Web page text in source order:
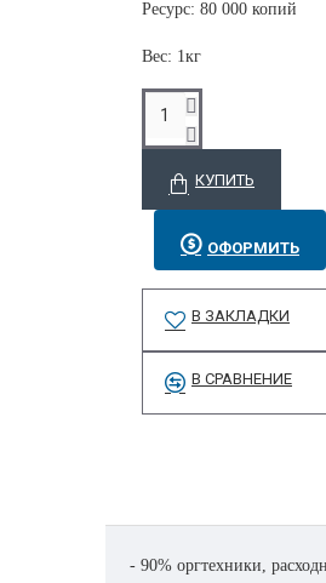
Ресурс: 80 000 копий
Вес: 1кг
КУПИТЬ
ОФОРМИТЬ
В ЗАКЛАДКИ
В СРАВНЕНИЕ
- 90% оргтехники,